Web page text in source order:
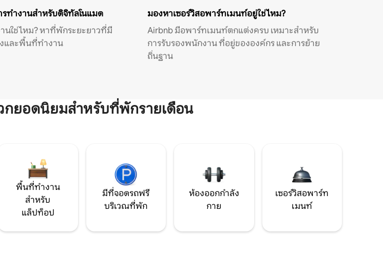
ทำงานสำหรับดิจิทัลโนแมด
นใช่ไหม? หาที่พักระยะยาวที่มี
งและพื้นที่ทำงาน
มองหาเซอร์วิสอพาร์ทเมนท์อยู่ใช่ไหม?
Airbnb มีอพาร์ทเมนท์ตกแต่งครบ เหมาะสำหรับ
การรับรองพนักงาน ที่อยู่ขององค์กร และการย้าย
ถิ่นฐาน
กยอดนิยมสำหรับที่พักรายเดือน
พื้นที่ทำงาน
สำหรับ
แล็ปท็อป
มีที่จอดรถฟรี
บริเวณที่พัก
ห้องออกกำลัง
กาย
เซอร์วิสอพาร์ท
เมนท์